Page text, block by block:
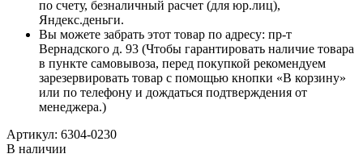
по счету, безналичный расчет (для юр.лиц),
Яндекс.деньги.
Вы можете забрать этот товар по адресу: пр-т
Вернадского д. 93 (Чтобы гарантировать наличие товара
в пункте самовывоза, перед покупкой рекомендуем
зарезервировать товар с помощью кнопки «В корзину»
или по телефону и дождаться подтверждения от
менеджера.)
Артикул: 6304-0230
В наличии